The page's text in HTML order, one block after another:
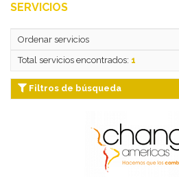
SERVICIOS
Total servicios encontrados: 1
Filtros de búsqueda